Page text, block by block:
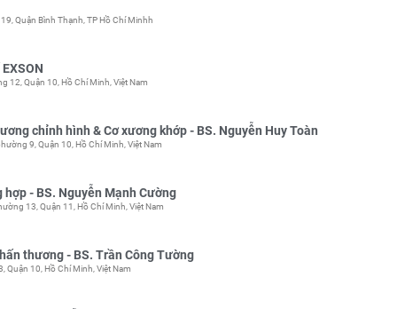
Quận Bình Thạnh, TP Hồ Chí Minhh
12, Quận 10, Hồ Chí Minh, Việt Nam
chỉnh hình & Cơ xương khớp - BS. Nguyễn Huy Toàn
9, Quận 10, Hồ Chí Minh, Việt Nam
- BS. Nguyễn Mạnh Cường
13, Quận 11, Hồ Chí Minh, Việt Nam
thương - BS. Trần Công Tường
Quận 10, Hồ Chí Minh, Việt Nam